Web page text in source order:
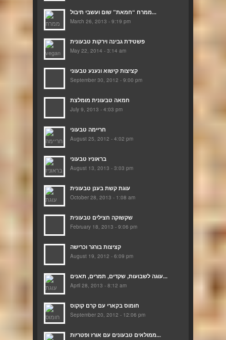
ממרח “חמאת” שום ועשבי תיבול...
March 26, 2013 - 9:19 pm
פשטידת גבינה וירקות טבעונית
May 22, 2014 - 3:14 am
קציצות קישוא ונענע טבעוני
September 30, 2012 - 9:00 pm
חמאה טבעונית מומלצת
July 9, 2013 - 4:03 pm
חריימה טבעוני
August 25, 2012 - 4:02 pm
בראוניז טבעוני
August 13, 2013 - 3:03 pm
עוגת קשת בענן טבעונית
October 28, 2013 - 1:08 am
שקשוקה חצילים טבעונית
February 18, 2013 - 9:06 pm
קציצות בורגר וכרישה
August 19, 2012 - 6:09 pm
עוגה לשבועות, שקדים, תמרים, תאנים...
April 28, 2013 - 8:12 am
חומוס בקארי עם קרם קוקוס
September 20, 2012 - 12:06 pm
ממולאים טבעונים עם אורז ופטריות...